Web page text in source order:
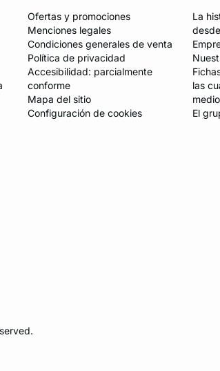
Ofertas y promociones
Menciones legales
Condiciones generales de venta
Política de privacidad
Accesibilidad: parcialmente
conforme
Mapa del sitio
Configuración de cookies
La
las
El